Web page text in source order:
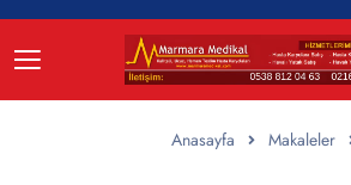
Anasayfa Makaleler